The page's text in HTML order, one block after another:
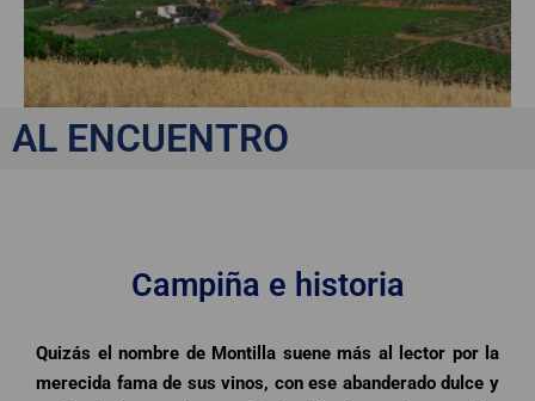
AL ENCUENTRO
Campiña e historia
Quizás el nombre de Montilla suene más al lector por la
merecida fama de sus vinos, con ese abanderado dulce y